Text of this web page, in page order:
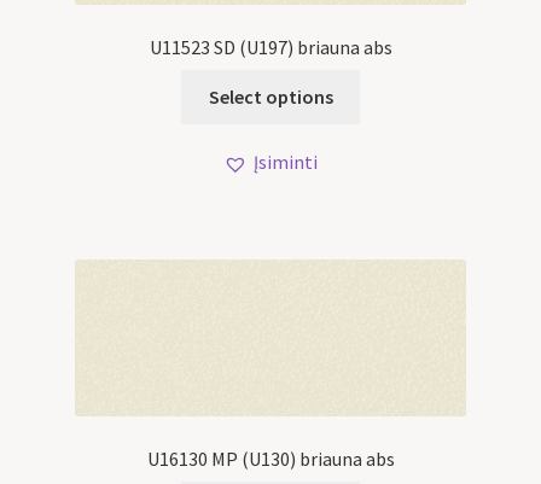
U11523 SD (U197) briauna abs
Select options
Įsiminti
U16130 MP (U130) briauna abs